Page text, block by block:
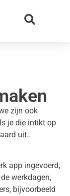
zijn ook
je die intikt op
uit..
app ingevoerd,
werkdagen,
bijvoorbeeld